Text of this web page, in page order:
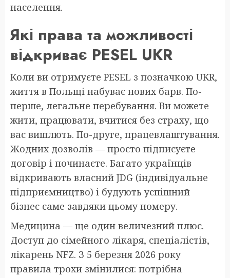
населення.
Які права та можливості
відкриває PESEL UKR
Коли ви отримуєте PESEL з позначкою UKR,
життя в Польщі набуває нових барв. По-
перше, легальне перебування. Ви можете
жити, працювати, вчитися без страху, що
вас вишлють. По-друге, працевлаштування.
Жодних дозволів — просто підписуєте
договір і починаєте. Багато українців
відкривають власний JDG (індивідуальне
підприємництво) і будують успішний
бізнес саме завдяки цьому номеру.
Медицина — ще один величезний плюс.
Доступ до сімейного лікаря, спеціалістів,
лікарень NFZ. З 5 березня 2026 року
правила трохи змінилися: потрібна